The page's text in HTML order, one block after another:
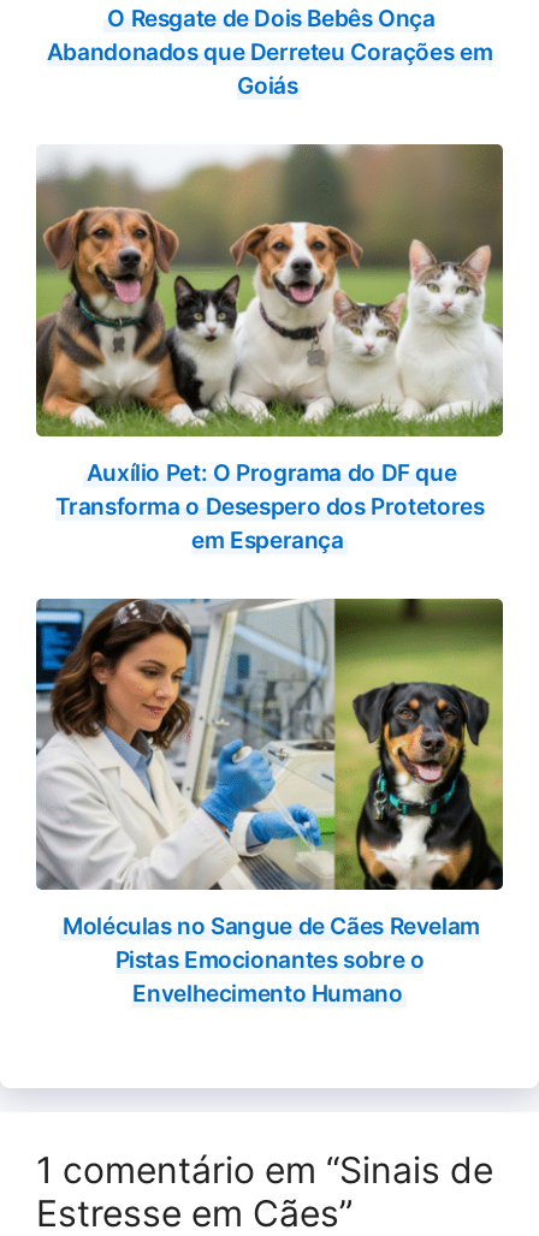
O Resgate de Dois Bebês Onça
Abandonados que Derreteu Corações em
Goiás
Auxílio Pet: O Programa do DF que
Transforma o Desespero dos Protetores
em Esperança
Moléculas no Sangue de Cães Revelam
Pistas Emocionantes sobre o
Envelhecimento Humano
1 comentário em “Sinais de
Estresse em Cães”